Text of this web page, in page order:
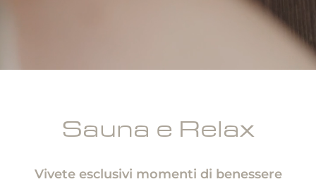
Sauna e Relax
Vivete esclusivi momenti di benessere